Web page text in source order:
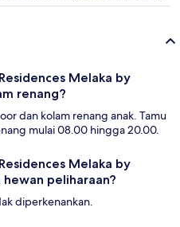
Melaka by
renang?
dan kolam renang anak. Tamu
mulai 08.00 hingga 20.00.
Melaka by
peliharaan?
diperkenankan.